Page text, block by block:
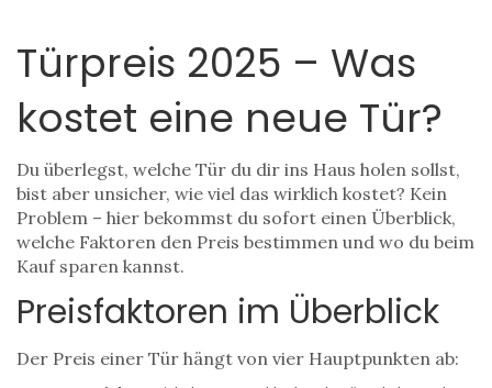
Türpreis 2025 – Was
kostet eine neue Tür?
Du überlegst, welche Tür du dir ins Haus holen sollst,
bist aber unsicher, wie viel das wirklich kostet? Kein
Problem – hier bekommst du sofort einen Überblick,
welche Faktoren den Preis bestimmen und wo du beim
Kauf sparen kannst.
Preis­faktoren im Überblick
Der Preis einer Tür hängt von vier Hauptpunkten ab: